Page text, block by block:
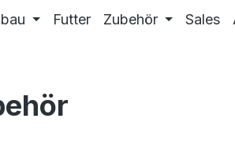
Futter Zubehör Sales